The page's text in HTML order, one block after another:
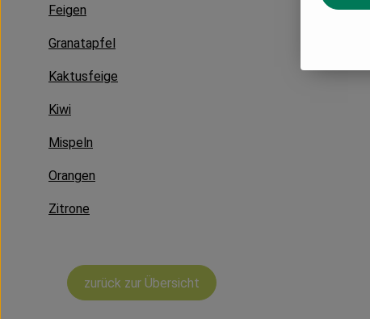
Feigen
Granatapfel
Kaktusfeige
Kiwi
Mispeln
Orangen
Zitrone
zurück zur Übersicht